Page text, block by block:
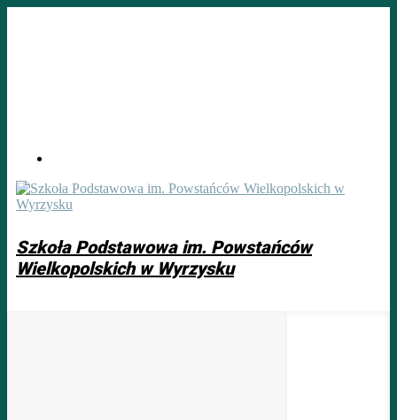
Szkoła Podstawowa im. Powstańców
Wielkopolskich w Wyrzysku